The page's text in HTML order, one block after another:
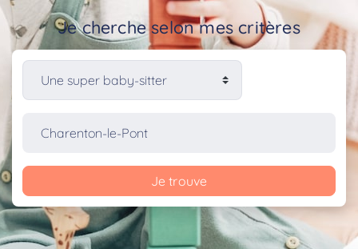
Je cherche selon mes critères
Je trouve